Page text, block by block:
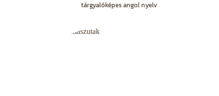
tárgyalóképes angol nyelv